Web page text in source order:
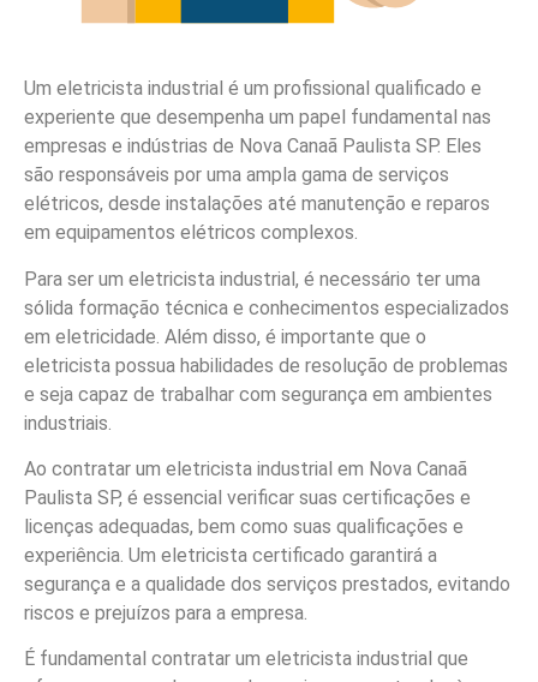
Um eletricista industrial é um profissional qualificado e
experiente que desempenha um papel fundamental nas
empresas e indústrias de Nova Canaã Paulista SP. Eles
são responsáveis por uma ampla gama de serviços
elétricos, desde instalações até manutenção e reparos
em equipamentos elétricos complexos.
Para ser um eletricista industrial, é necessário ter uma
sólida formação técnica e conhecimentos especializados
em eletricidade. Além disso, é importante que o
eletricista possua habilidades de resolução de problemas
e seja capaz de trabalhar com segurança em ambientes
industriais.
Ao contratar um eletricista industrial em Nova Canaã
Paulista SP, é essencial verificar suas certificações e
licenças adequadas, bem como suas qualificações e
experiência. Um eletricista certificado garantirá a
segurança e a qualidade dos serviços prestados, evitando
riscos e prejuízos para a empresa.
É fundamental contratar um eletricista industrial que